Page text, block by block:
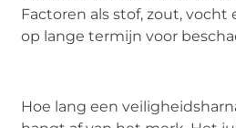
Factoren als stof, zout, vocht
op lange termijn voor
Hoe lang een